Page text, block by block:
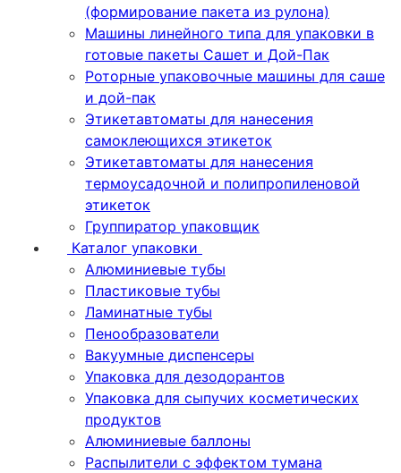
(формирование пакета из рулона)
Машины линейного типа для упаковки в
готовые пакеты Сашет и Дой-Пак
Роторные упаковочные машины для саше
и дой-пак
Этикетавтоматы для нанесения
самоклеющихся этикеток
Этикетавтоматы для нанесения
термоусадочной и полипропиленовой
этикеток
Группиратор упаковщик
Каталог упаковки
Алюминиевые тубы
Пластиковые тубы
Ламинатные тубы
Пенообразователи
Вакуумные диспенсеры
Упаковка для дезодорантов
Упаковка для сыпучих косметических
продуктов
Алюминиевые баллоны
Распылители с эффектом тумана